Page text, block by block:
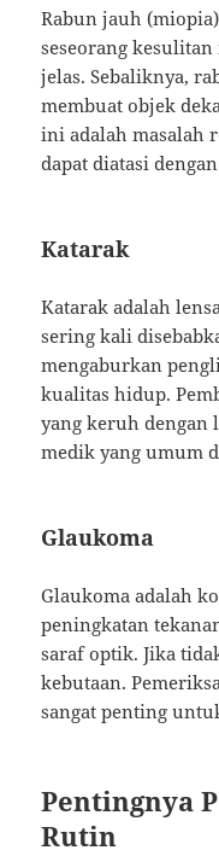
Rabun jauh
seseorang
jelas. Sebaliknya,
membuat objek
ini adalah masalah
dapat diatasi
Katarak
Katarak adalah
sering kali
mengaburkan
kualitas hidup.
yang keruh dengan
medik yang umum
Glaukoma
Glaukoma adalah
peningkatan
saraf optik. Jika
kebutaan.
sangat penting
Pentingnya
Rutin